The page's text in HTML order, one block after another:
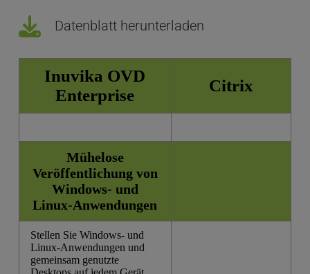
Datenblatt herunterladen
Inuvika OVD
Enterprise
Citrix
Mühelose
Veröffentlichung von
Windows- und
Linux-Anwendungen
Stellen Sie Windows- und
Linux-Anwendungen und
gemeinsam genutzte